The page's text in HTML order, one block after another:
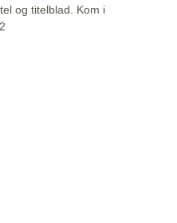
og titelblad. Kom i